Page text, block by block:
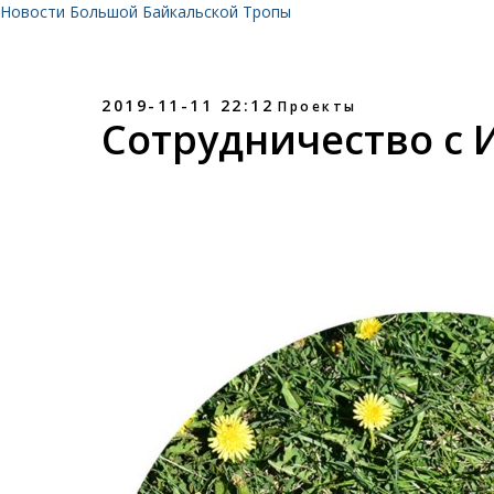
Новости Большой Байкальской Тропы
2019-11-11 22:12 Проекты
Сотрудничество с